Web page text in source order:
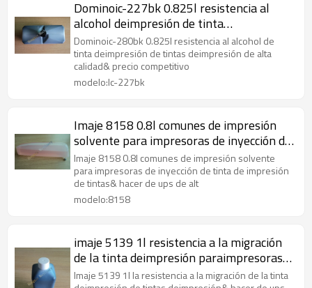
Dominoic-227bk 0.825l resistencia al
alcohol deimpresión de tinta
paraimpresoras deinyección de tinta
Dominoic-280bk 0.825l resistencia al alcohol de
tinta deimpresión de tintas deimpresión de alta
calidad& precio competitivo
modelo:Ic-227bk
Imaje 8158 0.8l comunes de impresión
solvente para impresoras de inyección de
tinta
Imaje 8158 0.8l comunes de impresión solvente
para impresoras de inyección de tinta de impresión
de tintas& hacer de ups de alt
modelo:8158
imaje 5139 1l resistencia a la migración
de la tinta deimpresión paraimpresoras
deinyección de tinta
Imaje 5139 1l la resistencia a la migración de la tinta